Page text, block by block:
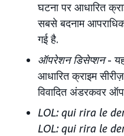
घटना पर आधारित
सबसे बदनाम
गई है.
ऑपरेशन डिसेप्शन- यह
आधारित क्राइम
विवादित अंडरकवर
LOL: qui rira le
LOL: qui rira le